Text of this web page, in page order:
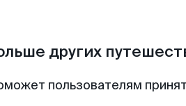
других
пользователям